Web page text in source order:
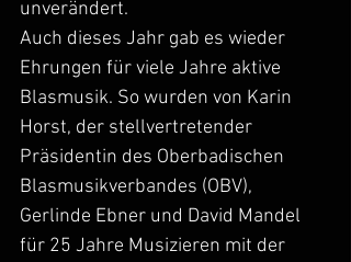
unverändert.
Auch dieses Jahr gab es wieder
Ehrungen für viele Jahre aktive
Blasmusik. So wurden von Karin
Horst, der stellvertretender
Präsidentin des Oberbadischen
Blasmusikverbandes (OBV),
Gerlinde Ebner und David Mandel
für 25 Jahre Musizieren mit der